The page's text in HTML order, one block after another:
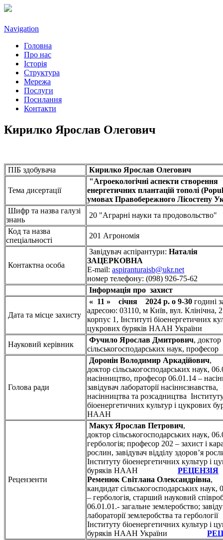
Navigation
Головна
Про нас
Історія
Структура
Мережа
Послуги
Посилання
Контакти
Кирилко Ярослав Олегович
ПІБ здобувача Кирилко Ярослав Олегович
Тема дисертації
"Агроекологічні аспекти створення
енергетичних плантацій тополі
умовах Правобережного Лісостепу
Шифр та назва галузі
знань
20 "Аграрні науки та продовольство"
Код та назва
спеціальності
201 Агрономія
Контактна особа
Завідувач аспірантури: Наталія
ЗАЦЕРКОВНА
E-mail: aspiranturaisb@ukr.net
номер телефону: (098) 926-75-62
Інформація про захист
Дата та місце захисту
« 11 » січня 2024 р. о 9-30 годині
адресою: 03110, м Київ, вул. Клінічна,
корпус 1, Інституті біоенергетичних
цукрових буряків НААН України
Науковий керівник
Фучило Ярослав Дмитрович, доктор
сільськогосподарських наук, професор
Голова ради
Доронін Володимир Аркадійович,
доктор сільськогосподарських наук,
насінництво, професор 06.01.14 –
завідувач лабораторії насіннєзнавства,
насінництва та розсадництва
біоенергетичних культур і цукрових
НААН
Рецензенти
Макух Ярослав Петрович,
доктор сільськогосподарських наук,
гербологія; професор 202 – захист і
рослин, завідувач відділу здоров’я
Інституту біоенергетичних культур і
буряків НААН РЕЦЕНЗІЯ
Ременюк Світлана Олександрівна,
кандидат сільськогосподарських наук,
– гербологія, старший науковий
06.01.01.- загальне землеробство;
лабораторії землеробства та гербології
Інституту біоенергетичних культур і
буряків НААН України